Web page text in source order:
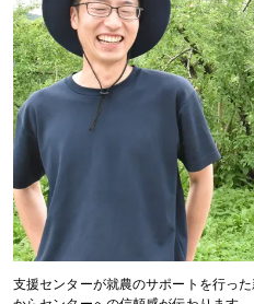
支援センターが就農のサポートを行っ